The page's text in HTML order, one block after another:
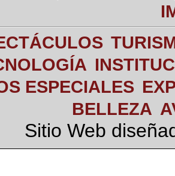
ESPECIALES
BELLEZA
Sitio Web